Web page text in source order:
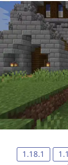
1.18.1